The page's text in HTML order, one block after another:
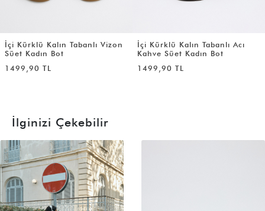
İçi Kürklü Kalın Tabanlı Vizon
Süet Kadın Bot
1499,90 TL
İçi Kürklü Kalın Tabanlı Acı
Kahve Süet Kadın Bot
1499,90 TL
İlginizi Çekebilir